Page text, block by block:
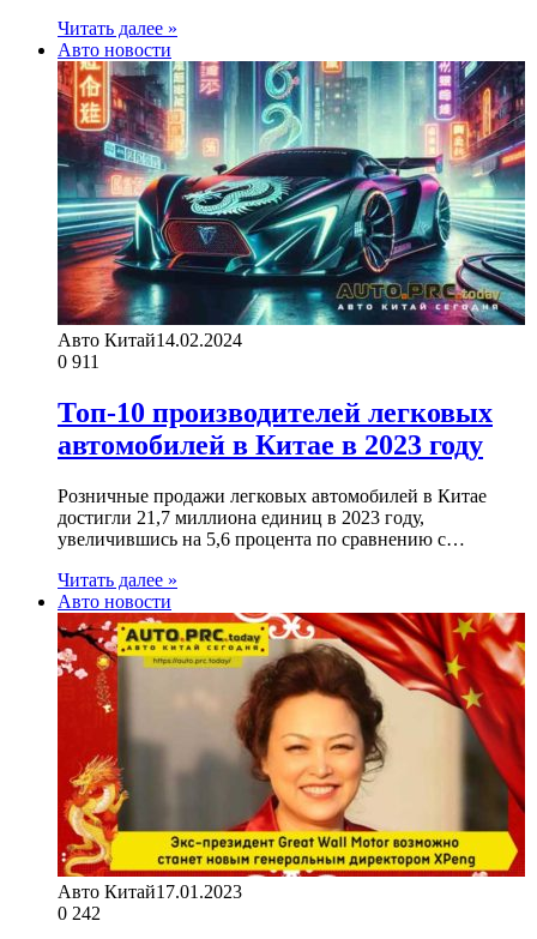
Читать далее »
Авто новости
Авто Китай14.02.2024
0 911
Топ-10 производителей легковых
автомобилей в Китае в 2023 году
Розничные продажи легковых автомобилей в Китае
достигли 21,7 миллиона единиц в 2023 году,
увеличившись на 5,6 процента по сравнению с…
Читать далее »
Авто новости
Авто Китай17.01.2023
0 242